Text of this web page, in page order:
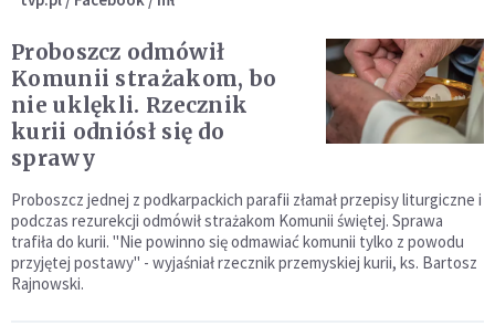
Proboszcz odmówił
Komunii strażakom, bo
nie uklękli. Rzecznik
kurii odniósł się do
sprawy
Proboszcz jednej z podkarpackich parafii złamał przepisy liturgiczne i
podczas rezurekcji odmówił strażakom Komunii świętej. Sprawa
trafiła do kurii. "Nie powinno się odmawiać komunii tylko z powodu
przyjętej postawy" - wyjaśniał rzecznik przemyskiej kurii, ks. Bartosz
Rajnowski.